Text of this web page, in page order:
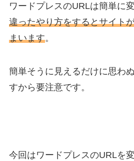
ワードプレスのURLは簡単に
違ったやり方をするとサイト
まいます。
簡単そうに見えるだけに思わ
すから要注意です。
今回はワードプレスのURLを